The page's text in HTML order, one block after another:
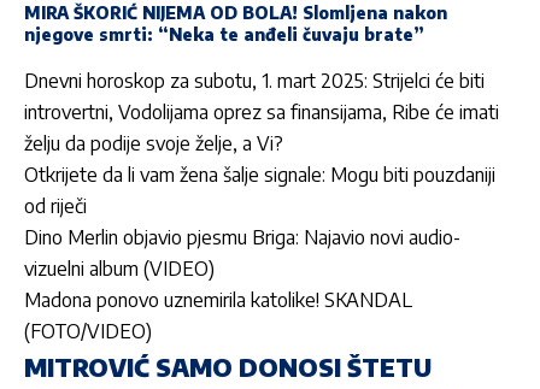
MIRA ŠKORIĆ NIJEMA OD BOLA! Slomljena nakon
njegove smrti: “Neka te anđeli čuvaju brate”
Dnevni horoskop za subotu, 1. mart 2025: Strijelci će biti
introvertni, Vodolijama oprez sa finansijama, Ribe će imati
želju da podije svoje želje, a Vi?
Otkrijete da li vam žena šalje signale: Mogu biti pouzdaniji
od riječi
Dino Merlin objavio pjesmu Briga: Najavio novi audio-
vizuelni album (VIDEO)
Madona ponovo uznemirila katolike! SKANDAL
(FOTO/VIDEO)
MITROVIĆ SAMO DONOSI ŠTETU